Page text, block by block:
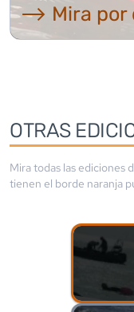
⟶ Mira por
OTRAS
Mira todas las ediciones
tienen el borde naranja